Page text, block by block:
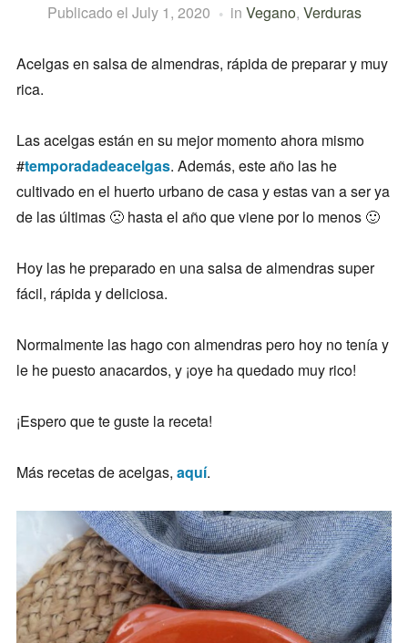
Publicado el July 1, 2020 in Vegano, Verduras
Acelgas en salsa de almendras, rápida de preparar y muy
rica.
Las acelgas están en su mejor momento ahora mismo
#temporadadeacelgas. Además, este año las he
cultivado en el huerto urbano de casa y estas van a ser ya
de las últimas 🙁 hasta el año que viene por lo menos 🙂
Hoy las he preparado en una salsa de almendras super
fácil, rápida y deliciosa.
Normalmente las hago con almendras pero hoy no tenía y
le he puesto anacardos, y ¡oye ha quedado muy rico!
¡Espero que te guste la receta!
Más recetas de acelgas, aquí.